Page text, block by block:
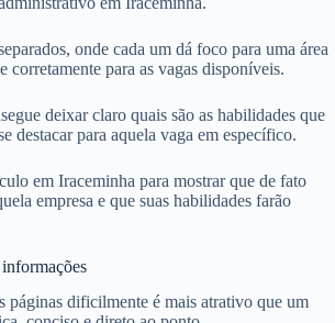
onde cada um dá foco para uma área
corretamente para as vagas disponíveis.
deixar claro quais são as habilidades que
destacar para aquela vaga em específico.
em Iraceminha para mostrar que de fato
empresa e que suas habilidades farão
páginas dificilmente é mais atrativo que um